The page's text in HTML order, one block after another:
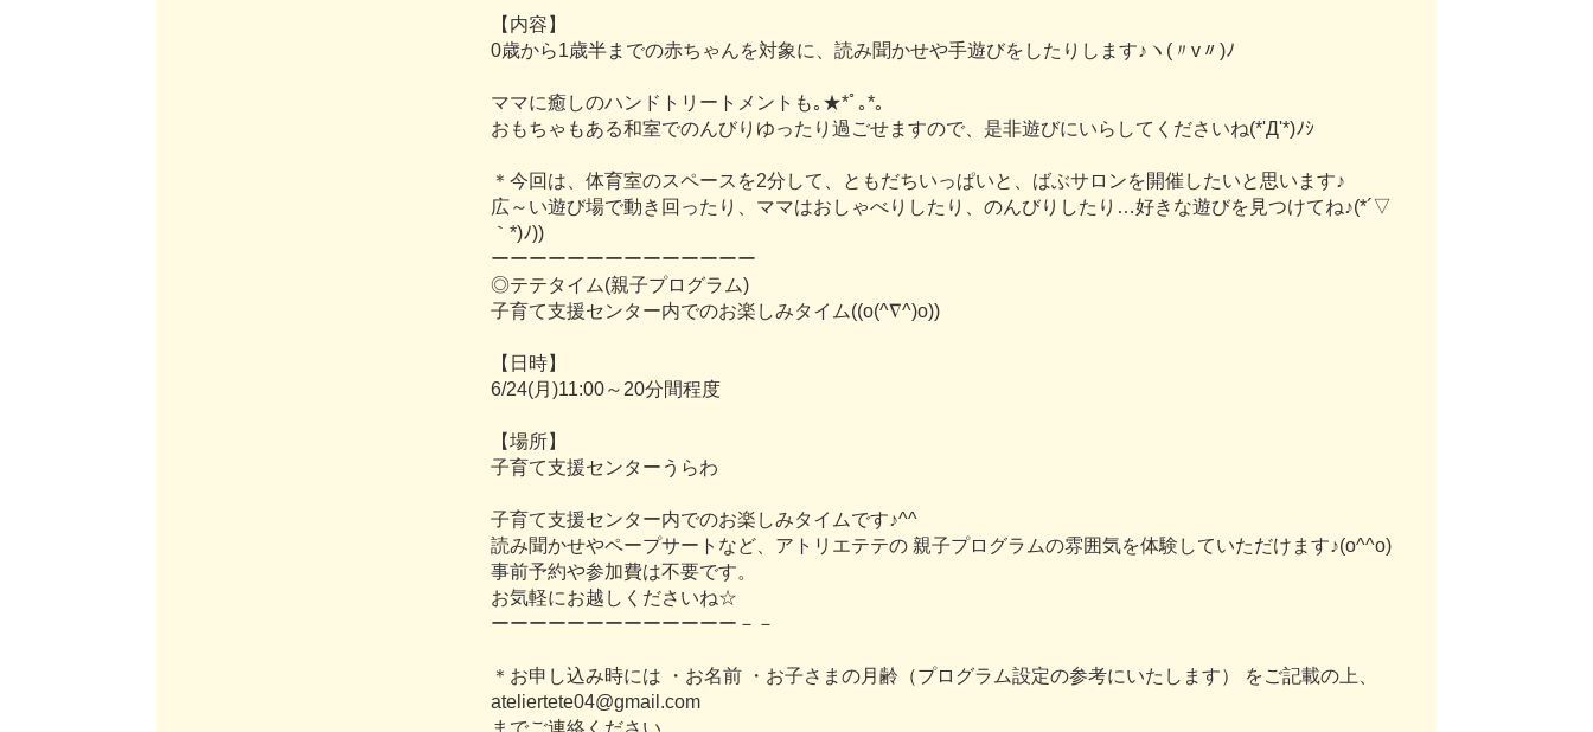
【 内容 】
0歳から1歳半ま での赤ち ゃんを対象に、 読み聞かせや手遊びを した り し ま す♪ ヽ ( 〃 v 〃 )ﾉ
ママに癒 しのハン ド ト リ ー ト メ ン ト も｡ ★*ﾟ｡*｡
お もち ゃ もある和室でのんびり ゆった り 過 ごせま すので、 是非遊びにいら して く ださ いね(*'Д'*)ﾉｼ
＊ 今回 は、 体育室のスペース を2分 して 、 と もだちいっぱいと 、 ばぶサ ロ ンを開催 したいと思い ま す♪
広～ い遊び場で動き 回 った り 、 ママはお し ゃべり した り 、 のんびり した り …好き な遊びを 見つけてね♪(*´▽
｀ *)ﾉ))
ーーーーーーーーーーーーーー
◎テテタイ ム(親子プロ グラム)
子育て支援センター内でのお楽 しみタイ ム((o(^∇^)o))
【 日 時】
6/24(月 )11:00～20分間程度
【場所】
子育て支援センター う らわ
子育て支援センター内でのお楽 しみタイ ムです♪^^
読み聞かせやペープサー ト など、 ア ト リ エテテの 親子プロ グラムの雰囲気を体験 していただけ ま す♪(o^^o)
事前予約や参加費は不要です。
お気軽にお越 し く ださ いね☆
ーーーーーーーーーーーーー － －
＊ お申 し込み時には ・ お名前 ・ お子さ ま の月 齢 （プロ グラム設定の参考にいた し ま す） をご記載の上、
ate iertete04@gmai .com